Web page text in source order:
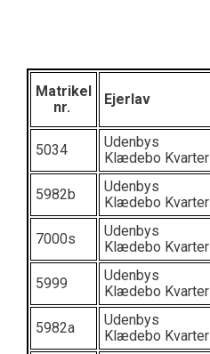
Matrikel
nr.
Ejerlav
5034
Udenbys
Klædebo Kvarter
5982b
Udenbys
Klædebo Kvarter
7000s
Udenbys
Klædebo Kvarter
5999
Udenbys
Klædebo Kvarter
5982a
Udenbys
Klædebo Kvarter